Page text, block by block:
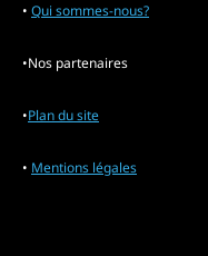
• Qui sommes-nous?
•Nos partenaires
•Plan du site
• Mentions légales